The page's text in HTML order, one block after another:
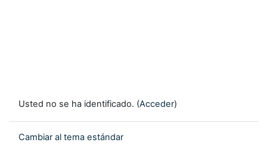
Usted no se ha identificado. (Acceder)
Cambiar al tema estándar